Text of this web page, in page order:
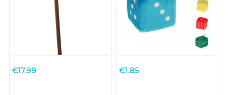
€17.99 €1.85